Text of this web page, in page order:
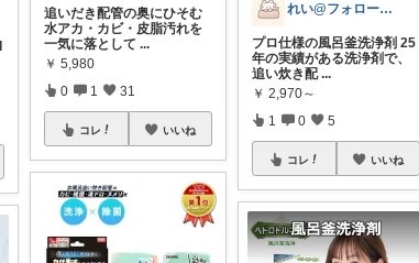
追いだき配管の奥にひそむ
水アカ・カビ・皮脂汚れを
一気に落として ...
￥ 5,980
0 1 31
コレ いいね
れい@フォロー＆経由購入感謝です♪
プロ仕様の風呂釜洗浄剤 25
年の実績がある洗浄剤で、
追い炊き配 ...
￥ 2,970～
1 0 5
コレ いいね